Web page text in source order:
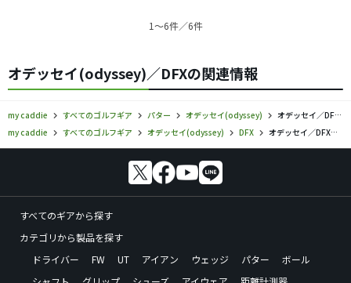
1〜6件／6件
オデッセイ(odyssey)／DFXの関連情報
my caddie すべてのゴルフギア パター オデッセイ(odyssey)
オデッセイ／DFX／パターの口コミ評価
my caddie
すべてのゴルフギア オデッセイ(odyssey) DFX オデッセイ／DFX／パターの口コミ評価
すべてのギアから探す
カテゴリから製品を探す
ドライバー
FW UT アイアン ウェッジ パター
ボール